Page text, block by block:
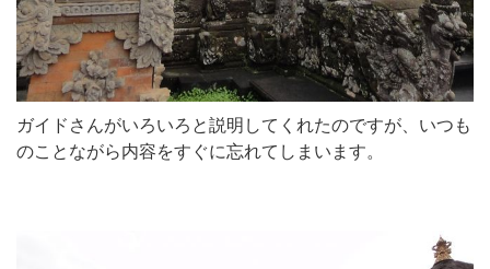
ガイドさんがいろいろと説明してくれたのですが、いつも
のことながら内容をすぐに忘れてしまいます。